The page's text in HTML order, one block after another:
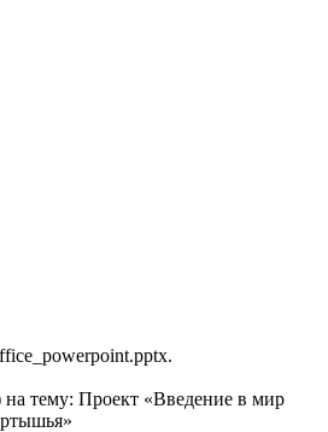
на тему: Проект «Введение в мир